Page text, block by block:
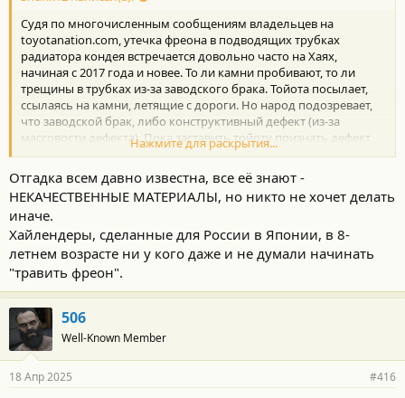
Судя по многочисленным сообщениям владельцев на
toyotanation.com, утечка фреона в подводящих трубках
радиатора кондея встречается довольно часто на Хаях,
начиная с 2017 года и новее. То ли камни пробивают, то ли
трещины в трубках из-за заводского брака. Тойота посылает,
ссылаясь на камни, летящие с дороги. Но народ подозревает,
что заводской брак, либо конструктивный дефект (из-за
массовости дефекта). Пока заставить тойоту признать дефект
не удалось.
Нажмите для раскрытия...
Отгадка всем давно известна, все её знают -
НЕКАЧЕСТВЕННЫЕ МАТЕРИАЛЫ, но никто не хочет делать
иначе.
Хайлендеры, сделанные для России в Японии, в 8-
летнем возрасте ни у кого даже и не думали начинать
"травить фреон".
506
Well-Known Member
18 Апр 2025 #416